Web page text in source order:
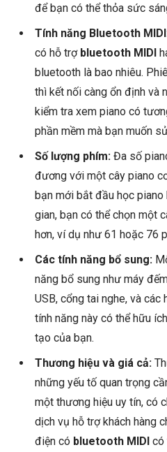
để bạn có thể thỏa sức
Tính năng Bluetooth
có hỗ trợ bluetooth MIDI
bluetooth là bao nhiêu.
thì kết nối càng ổn định và
kiểm tra xem piano có
phần mềm mà bạn muốn
Số lượng phím: Đa số
đương với một cây piano
bạn mới bắt đầu học piano
gian, bạn có thể chọn một
hơn, ví dụ như 61 hoặc 76
Các tính năng bổ sung:
năng bổ sung như máy
USB, cổng tai nghe, và các
tính năng này có thể hữu
tạo của bạn.
Thương hiệu và giá cả:
những yếu tố quan trọng
một thương hiệu uy tín, có
dịch vụ hỗ trợ khách hàng
điện có bluetooth MIDI có